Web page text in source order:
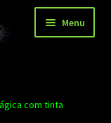
Menu
com tinta